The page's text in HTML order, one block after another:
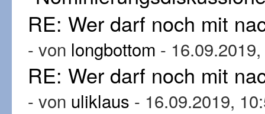
RE: Wer darf noch mit
- von longbottom -
RE: Wer darf noch mit
- von uliklaus - 16.09.2019,